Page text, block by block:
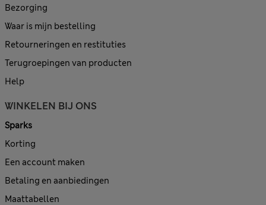
Bezorging
Waar is mijn bestelling
Retourneringen en restituties
Terugroepingen van producten
Help
WINKELEN BIJ ONS
Sparks
Korting
Een account maken
Betaling en aanbiedingen
Maattabellen